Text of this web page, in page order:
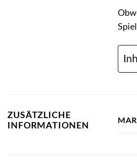
ZUSÄTZLICHE
INFORMATIONEN